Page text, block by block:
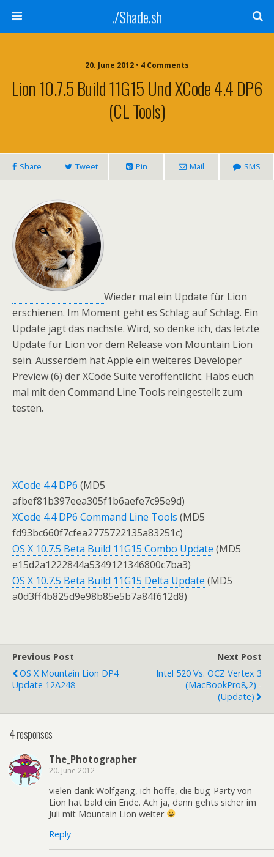
./Shade.sh
20. June 2012 • 4 Comments
Lion 10.7.5 Build 11G15 Und XCode 4.4 DP6
(CL Tools)
Share Tweet Pin Mail SMS
Wieder mal ein Update für Lion
erschienen. Im Moment geht es Schlag auf Schlag. Ein
Update jagt das nächste. Wird, so denke ich, das letzte
Update für Lion vor dem Release von Mountain Lion
sein. Ausserdem hat Apple ein weiteres Developer
Preview (6) der XCode Suite veröffentlicht. Habs euch
mal mit den Command Line Tools reingestellt zum
testen.
XCode 4.4 DP6 (MD5
afbef81b397eea305f1b6aefe7c95e9d)
XCode 4.4 DP6 Command Line Tools (MD5
fd93bc660f7cfea2775722135a83251c)
OS X 10.7.5 Beta Build 11G15 Combo Update (MD5
e15d2a1222844a5349121346800c7ba3)
OS X 10.7.5 Beta Build 11G15 Delta Update (MD5
a0d3ff4b825d9e98b85e5b7a84f612d8)
Previous Post
OS X Mountain Lion DP4
Update 12A248
Next Post
Intel 520 Vs. OCZ Vertex 3
(MacBookPro8,2) -
(Update)
4 responses
The_Photographer
20. June 2012
vielen dank Wolfgang, ich hoffe, die bug-Party von
Lion hat bald ein Ende. Ach ja, dann gehts sicher im
Juli mit Mountain Lion weiter
Reply